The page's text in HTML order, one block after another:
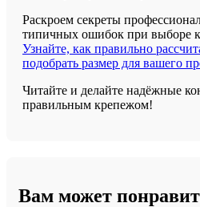
Раскроем секреты
типичных ошибок при выборе
Узнайте, как правильно
подобрать размер для вашего
Читайте и делайте надёжные
правильным крепежом!
Вам может